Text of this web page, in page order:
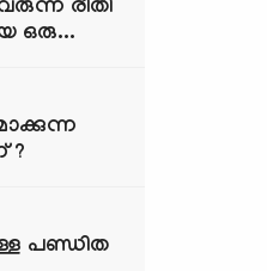
രീതി
ഒരു...
?
പണ്ഡിത